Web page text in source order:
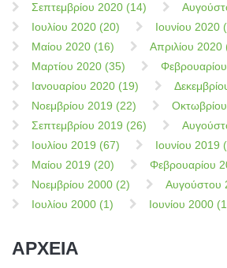
Σεπτεμβρίου 2020 (14)
Ιουλίου 2020 (20)
Ιουνίου 2020
Μαίου 2020 (16)
Απριλίου 2020
Μαρτίου 2020 (35)
Ιανουαρίου 2020 (19)
Νοεμβρίου 2019 (22)
Σεπτεμβρίου 2019 (26)
Ιουλίου 2019 (67)
Ιουνίου 2019
Μαίου 2019 (20)
Φεβρουαρίου
Νοεμβρίου 2000 (2)
Αυγούστου
Ιουλίου 2000 (1)
Ιουνίου 2000
ΑΡΧΕΙΑ